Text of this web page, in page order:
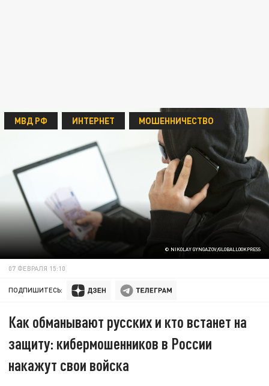
© NIKOLAY GYNGAZOV/GLOBALLOOKPRESS
МВД РФ ИНТЕРНЕТ МОШЕННИЧЕСТВО
07 ФЕВРАЛЯ 15:10
ПОДПИШИТЕСЬ:
Как обманывают русских и кто встанет на
защиту: кибермошенников в России
накажут свои войска